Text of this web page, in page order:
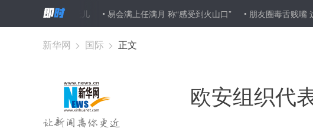
骗者都是托儿 易会满上任满月 称“感受到火山口” 朋友圈毒舌贱嘴 这位原
新华网 > 国际 > 正文
欧安组织代